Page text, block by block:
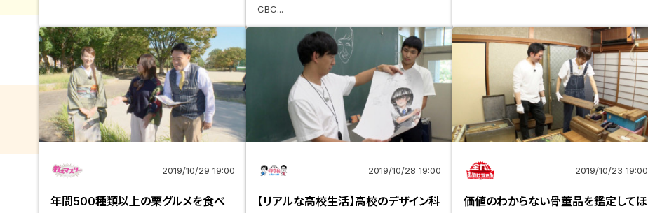
CBC...
2019/10/29 19:00
年間500種類以上の栗グルメを食べ
2019/10/28 19:00
【リアルな高校生活】高校のデザイン科
2019/10/23 19:00
価値のわからない骨董品を鑑定してほ